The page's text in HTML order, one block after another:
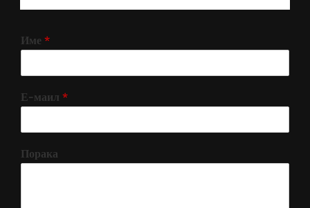
Име *
Е-маил *
Порака